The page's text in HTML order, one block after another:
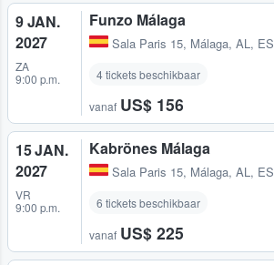
9 JAN.
2027
ZA
9:00 p.m.
Funzo Málaga
Sala Paris 15, Málaga, AL, ES
4 tickets beschikbaar
vanaf US$ 156
15 JAN.
2027
VR
9:00 p.m.
Kabrönes Málaga
Sala Paris 15, Málaga, AL, ES
6 tickets beschikbaar
vanaf US$ 225